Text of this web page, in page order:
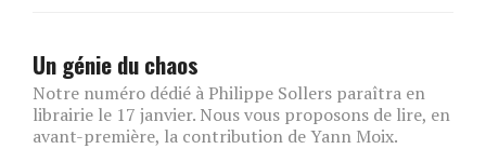
Un génie du chaos
Notre numéro dédié à Philippe Sollers paraîtra en
librairie le 17 janvier. Nous vous proposons de lire, en
avant-première, la contribution de Yann Moix.